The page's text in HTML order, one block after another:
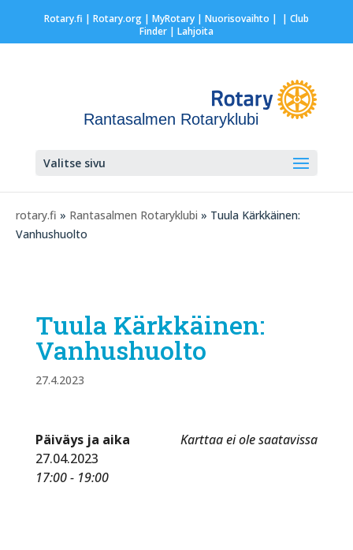
Rotary.fi | Rotary.org| MyRotary | Nuorisovaihto | | Club
Finder| Lahjoita
Rantasalmen Rotaryklubi
Valitse sivu
rotary.fi » Rantasalmen Rotaryklubi » Tuula Kärkkäinen:
Vanhushuolto
Tuula Kärkkäinen:
Vanhushuolto
27.4.2023
Karttaa ei ole saatavissa
Päiväys ja aika
27.04.2023
17:00 - 19:00